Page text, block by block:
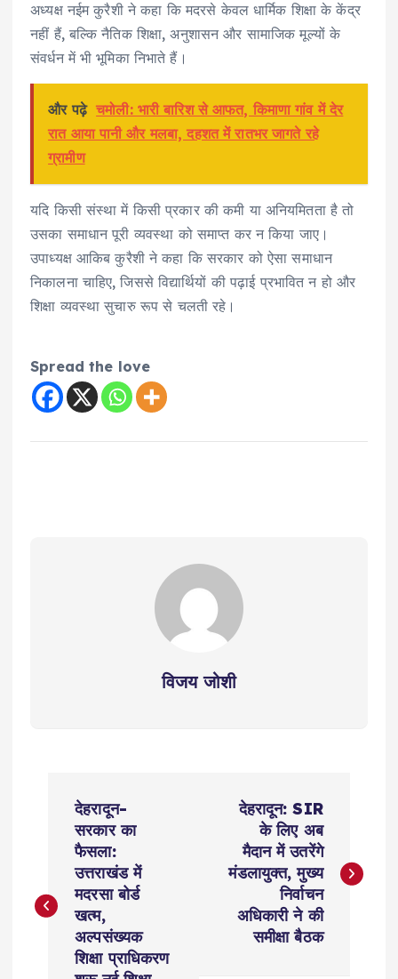
अध्यक्ष नईम कुरैशी ने कहा कि मदरसे केवल धार्मिक शिक्षा के केंद्र
नहीं हैं, बल्कि नैतिक शिक्षा, अनुशासन और सामाजिक मूल्यों के
संवर्धन में भी भूमिका निभाते हैं।
और पढ़े चमोली: भारी बारिश से आफत, किमाणा गांव में देर
रात आया पानी और मलबा, दहशत में रातभर जागते रहे
ग्रामीण
यदि किसी संस्था में किसी प्रकार की कमी या अनियमितता है तो
उसका समाधान पूरी व्यवस्था को समाप्त कर न किया जाए।
उपाध्यक्ष आकिब कुरैशी ने कहा कि सरकार को ऐसा समाधान
निकालना चाहिए, जिससे विद्यार्थियों की पढ़ाई प्रभावित न हो और
शिक्षा व्यवस्था सुचारु रूप से चलती रहे।
Spread the love
विजय जोशी
t
देहरादून-
सरकार का
फैसला:
उत्तराखंड में
मदरसा बोर्ड
खत्म,
अल्पसंख्यक
शिक्षा प्राधिकरण
देहरादून: SIR
के लिए अब
मैदान में उतरेंगे
मंडलायुक्त, मुख्य
निर्वाचन
अधिकारी ने की
समीक्षा बैठक